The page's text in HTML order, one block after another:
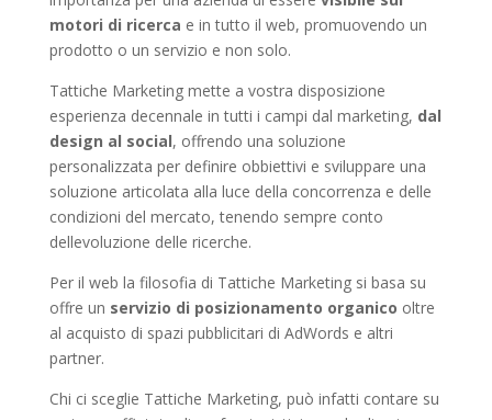
motori di ricerca e in tutto il web, promuovendo un
prodotto o un servizio e non solo.
Tattiche Marketing mette a vostra disposizione
esperienza decennale in tutti i campi dal marketing, dal
design al social, offrendo una soluzione
personalizzata per definire obbiettivi e sviluppare una
soluzione articolata alla luce della concorrenza e delle
condizioni del mercato, tenendo sempre conto
dellevoluzione delle ricerche.
Per il web la filosofia di Tattiche Marketing si basa su
offre un servizio di posizionamento organico oltre
al acquisto di spazi pubblicitari di AdWords e altri
partner.
Chi ci sceglie Tattiche Marketing, può infatti contare su